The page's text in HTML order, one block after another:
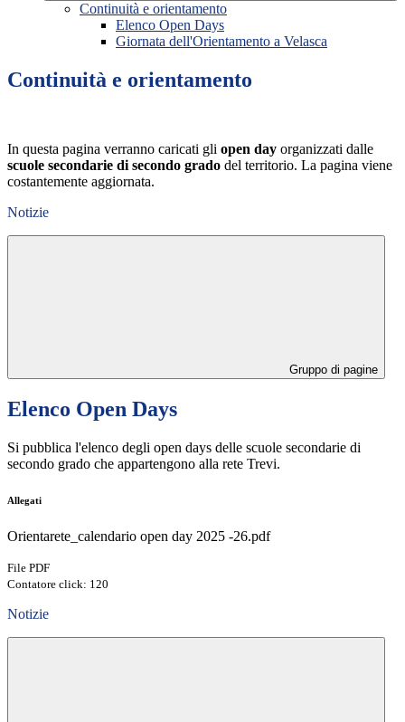
Continuità e orientamento
Elenco Open Days
Giornata dell'Orientamento a Velasca
Continuità e orientamento
In questa pagina verranno caricati gli open day organizzati dalle
scuole secondarie di secondo grado del territorio. La pagina viene
costantemente aggiornata.
Notizie
Gruppo di pagine
Elenco Open Days
Si pubblica l'elenco degli open days delle scuole secondarie di
secondo grado che appartengono alla rete Trevi.
Allegati
Orientarete_calendario open day 2025 -26.pdf
File PDF
Contatore click: 120
Notizie